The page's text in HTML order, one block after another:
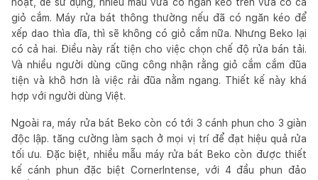
giỏ cắm. Máy rửa bát thông thường nếu đã có ngăn kéo để
xếp dao thìa dĩa, thì sẽ không có giỏ cắm nữa. Nhưng Beko lại
có cả hai. Điều này rất tiện cho việc chọn chế độ rửa bán tải.
Và nhiều người dùng cũng công nhận rằng giỏ cắm cắm đũa
tiện và khô hơn là việc rải đũa nằm ngang. Thiết kế này khá
hợp với người dùng Việt.
Ngoài ra, máy rửa bát Beko còn có tới 3 cánh phun cho 3 giàn
độc lập. tăng cường làm sạch ở mọi vị trí để đạt hiệu quả rửa
tối ưu. Đặc biệt, nhiều mẫu máy rửa bát Beko còn được thiết
kế cánh phun đặc biệt CornerIntense, với 4 đầu phun đảo